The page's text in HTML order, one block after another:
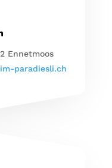
Ennetmoos
paradiesli.ch